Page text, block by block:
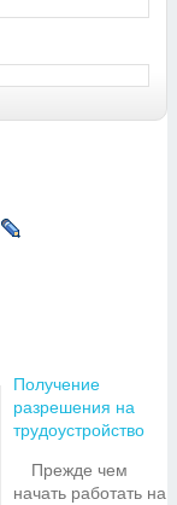
Получение
разрешения на
трудоустройство
Прежде чем
начать работать на